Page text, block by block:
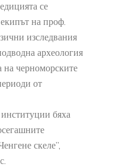
се
на проф.
изследвания
археология
на черноморските
от
бяха
скеле”,
МУЗЕЙ
покривали
си с татуировки